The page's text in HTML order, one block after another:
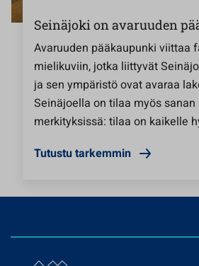
Seinäjoki on avaruuden
Avaruuden pääkaupunki viittaa
mielikuviin, jotka liittyvät
ja sen ympäristö ovat avaraa
Seinäjoella on tilaa myös sanan
merkityksissä: tilaa on kaikelle
Tutustu tarkemmin